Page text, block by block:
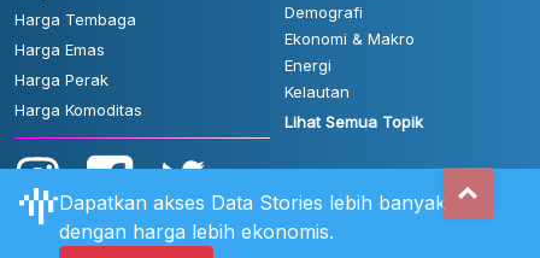
Harga Tembaga
Harga Emas
Harga Perak
Harga Komoditas
Demografi
Ekonomi & Makro
Energi
Kelautan
Lihat Semua Topik
Dapatkan akses Data Stories lebih banyak
dengan harga lebih ekonomis.